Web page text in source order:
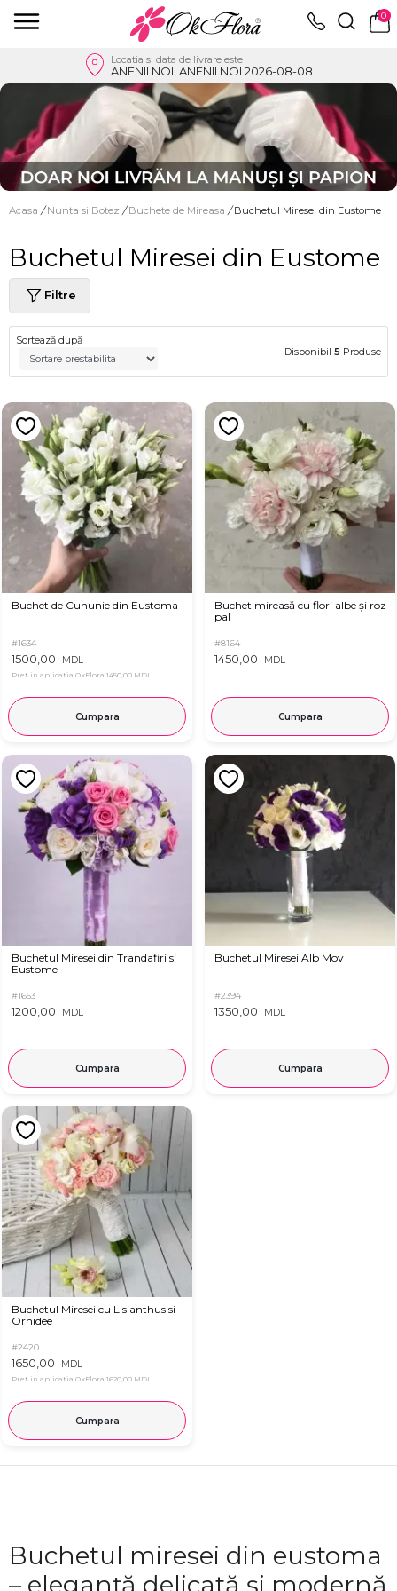
0
Locatia si data de livrare este
ANENII NOI, ANENII NOI 2026-08-08
Acasa / Nunta si Botez / Buchete de Mireasa / Buchetul Miresei din Eustome
Buchetul Miresei din Eustome
Filtre
Sortează după
Disponibil 5 Produse
Buchet de Cununie din Eustoma
#1634
1500,00 MDL
Pret in aplicatia OkFlora 1450,00 MDL
Cumpara
Buchet mireasă cu flori albe și roz
pal
#8164
1450,00 MDL
Cumpara
Buchetul Miresei din Trandafiri si
Eustome
#1653
1200,00 MDL
Cumpara
Buchetul Miresei Alb Mov
#2394
1350,00 MDL
Cumpara
Buchetul Miresei cu Lisianthus si
Orhidee
#2420
1650,00 MDL
Pret in aplicatia OkFlora 1620,00 MDL
Cumpara
Buchetul miresei din eustoma
– eleganță delicată și modernă